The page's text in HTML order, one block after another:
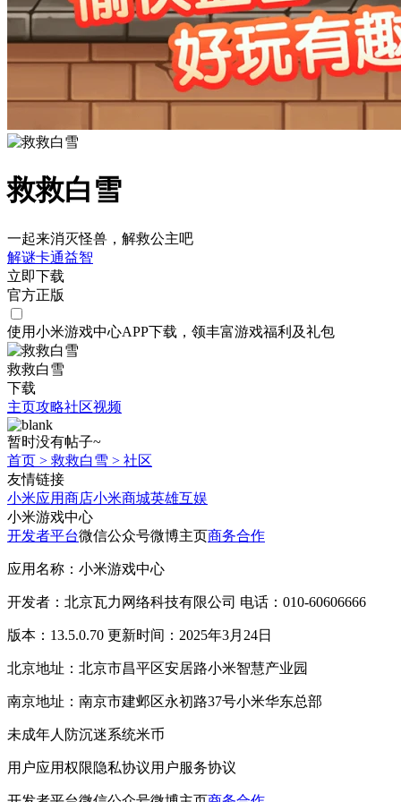
救救白雪
一起来消灭怪兽，解救公主吧
解谜卡通益智
立即下载
官方正版
使用小米游戏中心APP下载 ，领丰富游戏福利 及礼包
救救白雪
下载
主页攻略社区视频
暂时没有帖子~
首页 > 救救白雪 > 社区
友情链接
小米应用商店小米商城英雄互娱
小米游戏中心
开发者平台微信公众号微博主页商务合作
应用名称：小米游戏中心
开发者：北京瓦力网络科技有限公司 电话：010-60606666
版本：13.5.0.70 更新时间：2025年3月24日
北京地址：北京市昌平区安居路小米智慧产业园
南京地址：南京市建邺区永初路37号小米华东总部
未成年人防沉迷系统米币
用户应用权限隐私协议用户服务协议